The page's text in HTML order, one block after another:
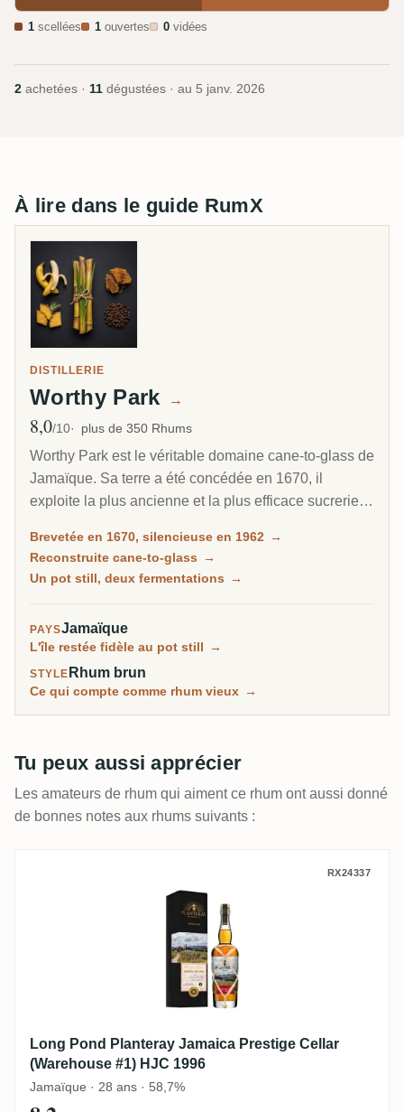
1 scellées 1 ouvertes 0 vidées
2 achetées · 11 dégustées · au 5 janv. 2026
À lire dans le guide RumX
DISTILLERIE
Worthy Park →
Note moyenne
8,0/10 plus de 350 Rhums
Worthy Park est le véritable domaine cane-to-glass de
Jamaïque. Sa terre a été concédée en 1670, il
exploite la plus ancienne et la plus efficace sucrerie
produit lui-même. Après s'être tu en 1962, la distillerie
a été reconstruite de zéro en 2005 et embouteille
Brevetée en 1670, silencieuse en 1962 →
Reconstruite cane-to-glass →
Un pot still, deux fermentations →
PAYSJamaïque
L'île restée fidèle au pot still →
STYLE Rhum brun
Ce qui compte comme rhum vieux →
Tu peux aussi apprécier
Les amateurs de rhum qui aiment ce rhum ont aussi donné
de bonnes notes aux rhums suivants :
Long Pond Planteray Jamaica Prestige
RX24337
Long Pond Planteray Jamaica Prestige Cellar
(Warehouse #1) HJC 1996
Jamaïque · 28 ans · 58,7%